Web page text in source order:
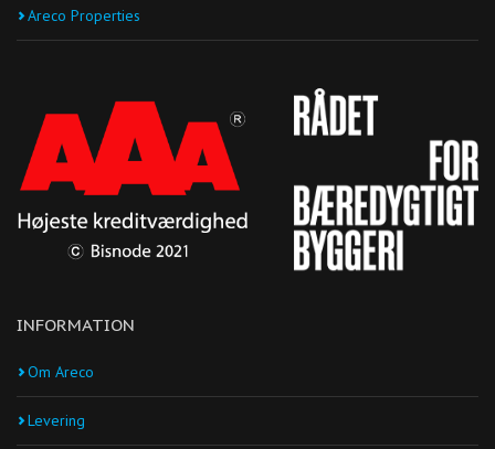
Areco Properties
INFORMATION
Om Areco
Levering